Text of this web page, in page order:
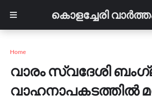
കൊളച്ചേരി
Home
വാരം സ്വദേശി
വാഹനാപകടത്തിൽ